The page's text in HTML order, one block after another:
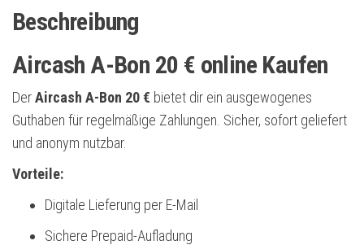
Beschreibung
Aircash A-Bon 20 € online Kaufen
DerAircash A-Bon 20 € bietet dir ein ausgewogenes
Guthaben für regelmäßige Zahlungen. Sicher, sofort geliefert
und anonym nutzbar.
Vorteile:
Digitale Lieferung per E-Mail
Sichere Prepaid-Aufladung